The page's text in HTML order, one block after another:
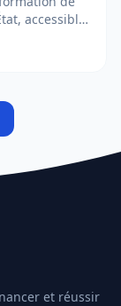
accessible
admission,
projeter
et réussir